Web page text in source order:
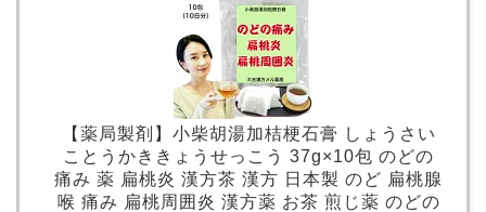
【薬局製剤】小柴胡湯加桔梗石膏 しょうさい
ことうかききょうせっこう 37g×10包 のどの
痛み 薬 扁桃炎 漢方茶 漢方 日本製 のど 扁桃腺
喉 痛み 扁桃周囲炎 漢方薬 お茶 煎じ薬 のどの